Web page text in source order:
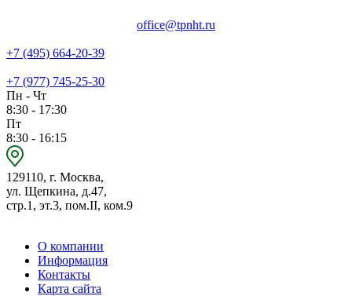
office@tpnht.ru
+7 (495) 664-20-39
+7 (977) 745-25-30
Пн - Чт
8:30 - 17:30
Пт
8:30 - 16:15
129110, г. Москва,
ул. Щепкина, д.47,
стр.1, эт.3, пом.II, ком.9
О компании
Информация
Контакты
Карта сайта